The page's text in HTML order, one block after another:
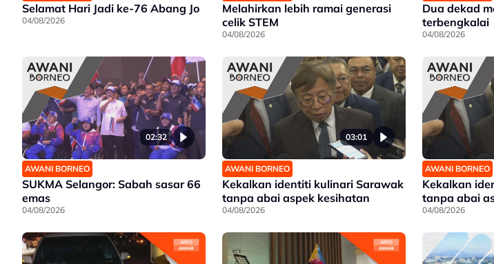
Selamat Hari Jadi ke-76 Abang Jo
04/08/2026
Melahirkan lebih ramai generasi
celik STEM
04/08/2026
Dua dekad
terbengkalai
04/08/2026
02:32
AWANI BORNEO
SUKMA Selangor: Sabah sasar 66
emas
04/08/2026
03:01
AWANI BORNEO
Kekalkan identiti kulinari Sarawak
tanpa abai aspek kesihatan
04/08/2026
AWANI BORNEO
Kekalkan
tanpa abai
04/08/2026